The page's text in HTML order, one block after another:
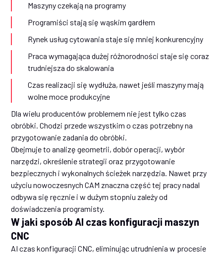
Maszyny czekają na programy
Programiści stają się wąskim gardłem
Rynek usług cytowania staje się mniej konkurencyjny
Praca wymagająca dużej różnorodności staje się coraz
trudniejsza do skalowania
Czas realizacji się wydłuża, nawet jeśli maszyny mają
wolne moce produkcyjne
Dla wielu producentów problemem nie jest tylko czas
obróbki. Chodzi przede wszystkim o czas potrzebny na
przygotowanie zadania do obróbki.
Obejmuje to analizę geometrii, dobór operacji, wybór
narzędzi, określenie strategii oraz przygotowanie
bezpiecznych i wykonalnych ścieżek narzędzia. Nawet przy
użyciu nowoczesnych CAM znaczna część tej pracy nadal
odbywa się ręcznie i w dużym stopniu zależy od
doświadczenia programisty.
W jaki sposób AI czas konfiguracji maszyn
CNC
AI czas konfiguracji CNC, eliminując utrudnienia w procesie